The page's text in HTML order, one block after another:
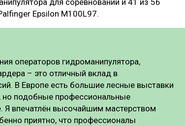
для соревнований и 41 из 56
Epsilon M100L97.
операторов гидроманипулятора,
– это отличный вклад в
В Европе есть большие лесные выставки
но подобные профессиональные
Я впечатлён высочайшим мастерством
приятно, что профессионалы